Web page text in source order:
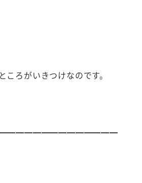
ろがいきつけなのです。